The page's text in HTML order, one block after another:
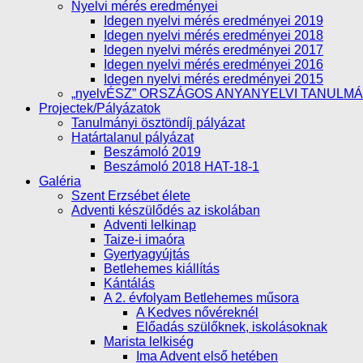
Nyelvi mérés eredményei
Idegen nyelvi mérés eredményei 2019
Idegen nyelvi mérés eredményei 2018
Idegen nyelvi mérés eredményei 2017
Idegen nyelvi mérés eredményei 2016
Idegen nyelvi mérés eredményei 2015
„nyelvÉSZ” ORSZÁGOS ANYANYELVI
Projectek/Pályázatok
Tanulmányi ösztöndíj pályázat
Határtalanul pályázat
Beszámoló 2019
Beszámoló 2018 HAT-18-1
Galéria
Szent Erzsébet élete
Adventi készülődés az iskolában
Adventi lelkinap
Taize-i imaóra
Gyertyagyújtás
Betlehemes kiállítás
Kántálás
A 2. évfolyam Betlehemes műsora
A Kedves nővéreknél
Előadás szülőknek, iskolásoknak
Marista lelkiség
Ima Advent első hetében